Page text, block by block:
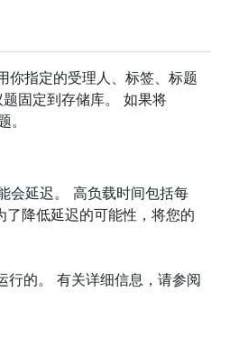
你指定的受理人、标签、标题
题固定到存储库。 如果将
会延迟。 高负载时间包括每
降低延迟的可能性，将您的
行的。 有关详细信息，请参阅